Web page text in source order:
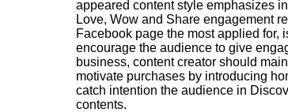
appeared content style emphasizes
Love, Wow and Share engagement
Facebook page the most applied for,
encourage the audience to give
business, content creator should
motivate purchases by introducing
catch intention the audience in
contents.